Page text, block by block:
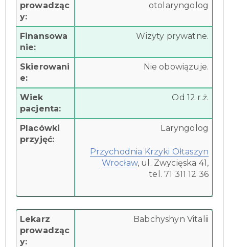
prowadząc
y:
otolaryngolog
Finansowa
nie:
Wizyty prywatne.
Skierowani
e:
Nie obowiązuje.
Wiek
pacjenta:
Od 12 r.ż.
Placówki
przyjęć:
Laryngolog
Przychodnia Krzyki Ołtaszyn
Wrocław, ul. Zwycięska 41,
tel. 71 311 12 36
Lekarz
prowadząc
y:
Babchyshyn Vitalii